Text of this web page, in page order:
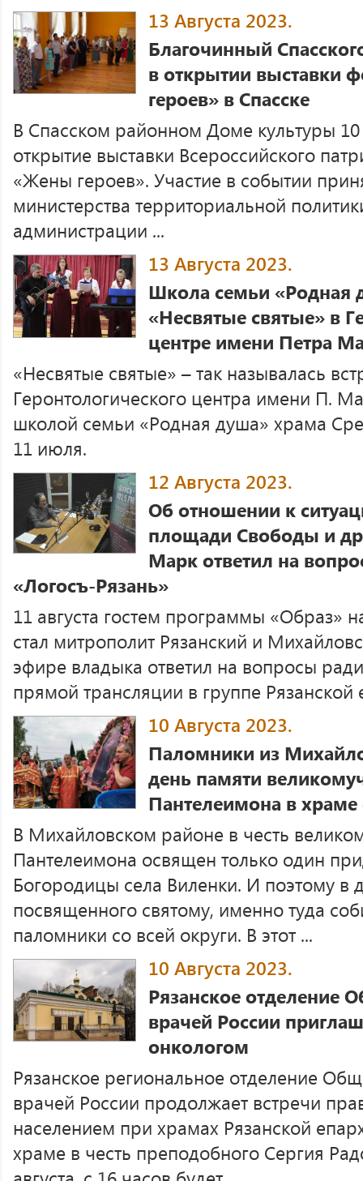
13 Августа 2023.
Благочинный
в открытии выставки
героев» в Спасске
В Спасском районном Доме культуры 10
открытие выставки Всероссийского
«Жены героев». Участие в событии
министерства территориальной
администрации ...
13 Августа 2023.
Школа семьи «Родная
«Несвятые святые» в
центре имени Петра
«Несвятые святые» – так называлась
Геронтологического центра имени П.
школой семьи «Родная душа» храма
11 июля.
12 Августа 2023.
Об отношении к
площади Свободы и
Марк ответил на
«Логосъ-Рязань»
11 августа гостем программы «Образ»
стал митрополит Рязанский и
эфире владыка ответил на вопросы
прямой трансляции в группе Рязанской
10 Августа 2023.
Паломники из
день памяти
Пантелеимона в храме
В Михайловском районе в честь
Пантелеимона освящен только один
Богородицы села Виленки. И поэтому в
посвященного святому, именно туда
паломники со всей округи. В этот ...
10 Августа 2023.
Рязанское отделение
врачей России
онкологом
Рязанское региональное отделение
врачей России продолжает встречи
населением при храмах Рязанской
храме в честь преподобного Сергия